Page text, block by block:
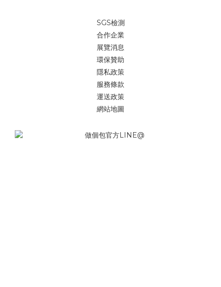
SGS檢測
合作企業
展覽消息
環保贊助
隱私政策
服務條款
運送政策
網站地圖